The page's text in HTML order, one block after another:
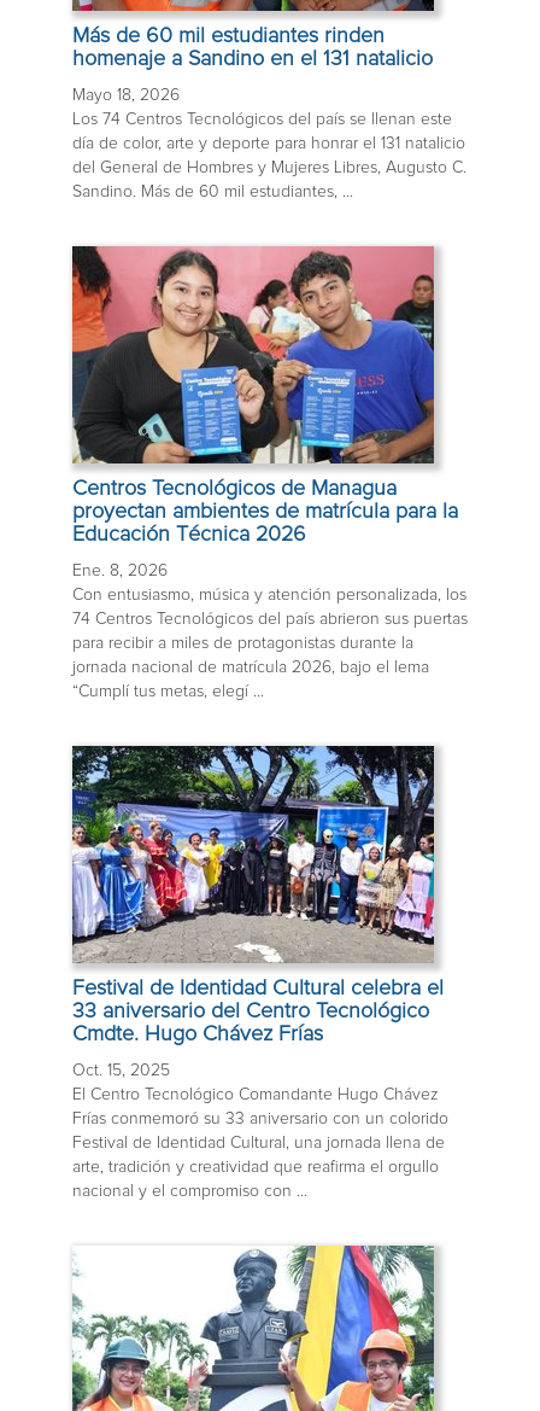
Más de 60 mil estudiantes rinden
homenaje a Sandino en el 131 natalicio
Mayo 18, 2026
Los 74 Centros Tecnológicos del país se llenan este
día de color, arte y deporte para honrar el 131 natalicio
del General de Hombres y Mujeres Libres, Augusto C.
Sandino. Más de 60 mil estudiantes, ...
Centros Tecnológicos de Managua
proyectan ambientes de matrícula para la
Educación Técnica 2026
Ene. 8, 2026
Con entusiasmo, música y atención personalizada, los
74 Centros Tecnológicos del país abrieron sus puertas
para recibir a miles de protagonistas durante la
jornada nacional de matrícula 2026, bajo el lema
“Cumplí tus metas, elegí ...
Festival de Identidad Cultural celebra el
33 aniversario del Centro Tecnológico
Cmdte. Hugo Chávez Frías
Oct. 15, 2025
El Centro Tecnológico Comandante Hugo Chávez
Frías conmemoró su 33 aniversario con un colorido
Festival de Identidad Cultural, una jornada llena de
arte, tradición y creatividad que reafirma el orgullo
nacional y el compromiso con ...